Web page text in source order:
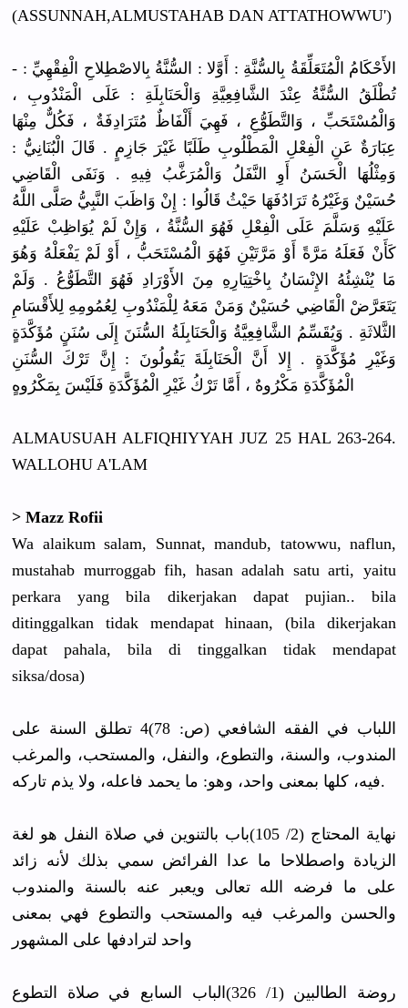
(ASSUNNAH,ALMUSTAHAB DAN ATTATHOWWU')
الأَحْكَامُ الْمُتَعَلِّقَةُ بِالسُّنَّةِ : أَوَّلا : السُّنَّةُ بِالاصْطِلاحِ الْفِقْهِيِّ : -
تُطْلَقُ السُّنَّةُ عِنْدَ الشَّافِعِيَّةِ وَالْحَنَابِلَةِ : عَلَى الْمَنْدُوبِ ،
وَالْمُسْتَحَبِّ ، وَالتَّطَوُّعِ ، فَهِيَ أَلْفَاظٌ مُتَرَادِفَةٌ ، فَكُلٌّ مِنْهَا
عِبَارَةٌ عَنِ الْفِعْلِ الْمَطْلُوبِ طَلَبًا غَيْرَ جَازِمٍ . قَالَ الْبُنَانِيُّ :
وَمِثْلُهَا الْحَسَنُ أَوِ النَّفَلُ وَالْمُرَغَّبُ فِيهِ . وَنَفَى الْقَاضِي
حُسَيْنٌ وَغَيْرُهُ تَرَادُفَهَا حَيْثُ قَالُوا : إِنْ وَاظَبَ النَّبِيُّ صَلَّى اللَّهُ
عَلَيْهِ وَسَلَّمَ عَلَى الْفِعْلِ فَهُوَ السُّنَّةُ ، وَإِنْ لَمْ يُوَاظِبْ عَلَيْهِ
كَأَنْ فَعَلَهُ مَرَّةً أَوْ مَرَّتَيْنِ فَهُوَ الْمُسْتَحَبُّ ، أَوْ لَمْ يَفْعَلْهُ وَهُوَ
مَا يُنْشِئُهُ الإِنْسَانُ بِاخْتِيَارِهِ مِنَ الأَوْرَادِ فَهُوَ التَّطَوُّعُ . وَلَمْ
يَتَعَرَّضْ الْقَاضِي حُسَيْنٌ وَمَنْ مَعَهُ لِلْمَنْدُوبِ لِعُمُومِهِ لِلأَقْسَامِ
الثَّلاثَةِ . وَيُقَسِّمُ الشَّافِعِيَّةُ وَالْحَنَابِلَةُ السُّنَنَ إِلَى سُنَنٍ مُؤَكَّدَةٍ
وَغَيْرِ مُؤَكَّدَةٍ . إِلا أَنَّ الْحَنَابِلَةَ يَقُولُونَ : إِنَّ تَرْكَ السُّنَنِ
الْمُؤَكَّدَةِ مَكْرُوهٌ ، أَمَّا تَرْكُ غَيْرِ الْمُؤَكَّدَةِ فَلَيْسَ بِمَكْرُوهٍ
ALMAUSUAH ALFIQHIYYAH JUZ 25 HAL 263-264.
WALLOHU A'LAM
> Mazz Rofii
Wa alaikum salam, Sunnat, mandub, tatowwu, naflun,
mustahab murroggab fih, hasan adalah satu arti, yaitu
perkara yang bila dikerjakan dapat pujian.. bila
ditinggalkan tidak mendapat hinaan, (bila dikerjakan
dapat pahala, bila di tinggalkan tidak mendapat
siksa/dosa)
اللباب في الفقه الشافعي (ص: 78)4 تطلق السنة على
المندوب، والسنة، والتطوع، والنفل، والمستحب، والمرغب
فيه، كلها بمعنى واحد، وهو: ما يحمد فاعله، ولا يذم تاركه.
نهاية المحتاج (2/ 105)باب بالتنوين في صلاة النفل هو لغة
الزيادة واصطلاحا ما عدا الفرائض سمي بذلك لأنه زائد
على ما فرضه الله تعالى ويعبر عنه بالسنة والمندوب
والحسن والمرغب فيه والمستحب والتطوع فهي بمعنى
واحد لترادفها على المشهور
روضة الطالبين (1/ 326)الباب السابع في صلاة التطوع